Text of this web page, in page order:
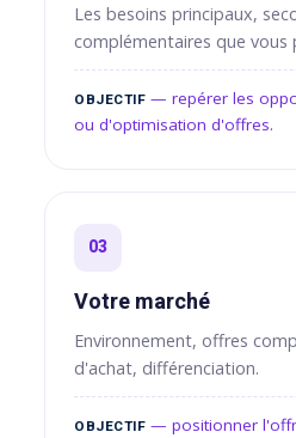
Les besoins principaux,
complémentaires que vous
OBJECTIF — repérer les
ou d'optimisation d'offres.
03
Votre marché
Environnement, offres
d'achat, différenciation.
OBJECTIF — positionner